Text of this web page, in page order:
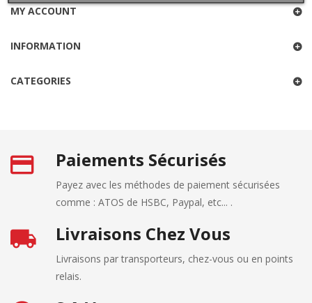
MY ACCOUNT
INFORMATION
CATEGORIES
Paiements Sécurisés
Payez avec les méthodes de paiement sécurisées
comme : ATOS de HSBC, Paypal, etc... .
Livraisons Chez Vous
Livraisons par transporteurs, chez-vous ou en points
relais.